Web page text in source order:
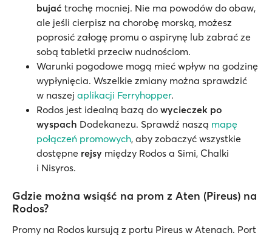
bujać trochę mocniej. Nie ma powodów do obaw,
ale jeśli cierpisz na chorobę morską, możesz
poprosić załogę promu o aspirynę lub zabrać ze
sobą tabletki przeciw nudnościom.
Warunki pogodowe mogą mieć wpływ na godzinę
wypłynięcia. Wszelkie zmiany można sprawdzić
w naszej aplikacji Ferryhopper.
Rodos jest idealną bazą do wycieczek po
wyspach Dodekanezu. Sprawdź naszą mapę
połączeń promowych, aby zobaczyć wszystkie
dostępne rejsy między Rodos a Simi, Chalki
i Nisyros.
Gdzie można wsiąść na prom z Aten (Pireus) na
Rodos?
Promy na Rodos kursują z portu Pireus w Atenach. Port